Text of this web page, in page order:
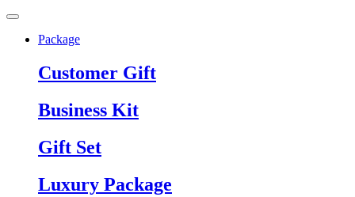
Package
Customer Gift
Business Kit
Gift Set
Luxury Package